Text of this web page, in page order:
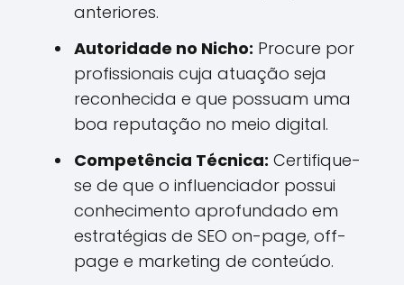
anteriores.
Autoridade no Nicho: Procure por
profissionais cuja atuação seja
reconhecida e que possuam uma
boa reputação no meio digital.
Competência Técnica: Certifique-
se de que o influenciador possui
conhecimento aprofundado em
estratégias de SEO on-page, off-
page e marketing de conteúdo.